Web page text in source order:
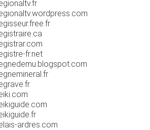
fr.net
ardres.com